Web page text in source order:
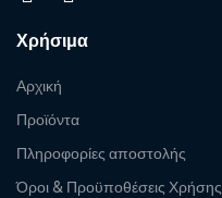
Χρήσιμα
Αρχική
Προϊόντα
Πληροφορίες αποστολής
Όροι & Προϋποθέσεις Χρήσης